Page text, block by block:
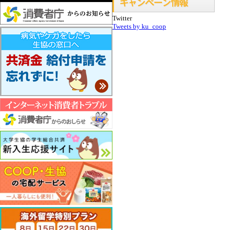
Twitter
Tweets by ku_coop